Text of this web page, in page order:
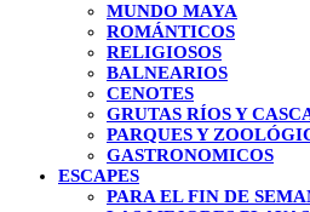
MUNDO MAYA
ROMÁNTICOS
RELIGIOSOS
BALNEARIOS
CENOTES
GRUTAS RÍOS Y
PARQUES Y
GASTRONOMICOS
ESCAPES
PARA EL FIN DE